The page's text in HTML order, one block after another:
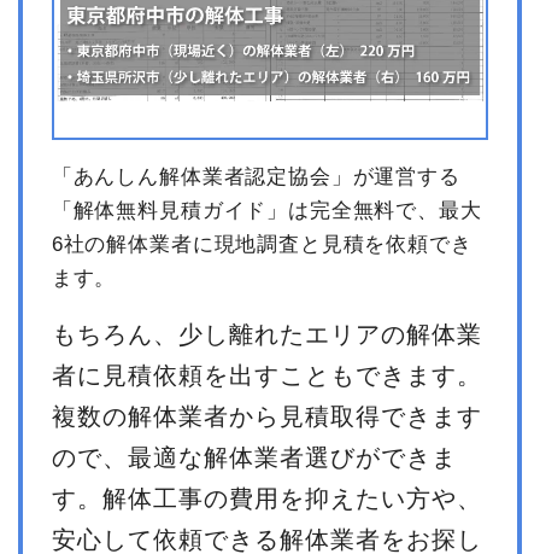
「あんしん解体業者認定協会」が運営する
「解体無料見積ガイド」は完全無料で、最大
6社の解体業者に現地調査と見積を依頼でき
ます。
もちろん、少し離れたエリアの解体業
者に見積依頼を出すこともできます。
複数の解体業者から見積取得できます
ので、最適な解体業者選びができま
す。解体工事の費用を抑えたい方や、
安心して依頼できる解体業者をお探し